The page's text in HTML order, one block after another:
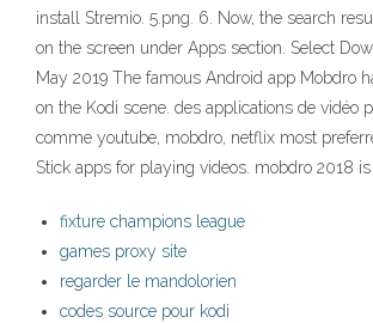
install Stremio. 5.png. 6. Now, the search
on the screen under Apps section. Select
May 2019 The famous Android app Mobdro
on the Kodi scene. des applications de vidéo
comme youtube, mobdro, netflix most
Stick apps for playing videos. mobdro 2018 is
fixture champions league
games proxy site
regarder le mandolorien
codes source pour kodi